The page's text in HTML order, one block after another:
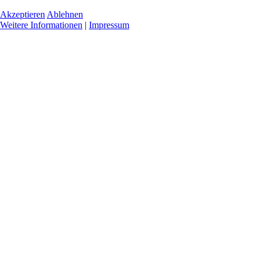
Akzeptieren Ablehnen
Weitere Informationen | Impressum